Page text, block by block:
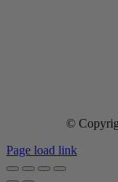
©
Page load link